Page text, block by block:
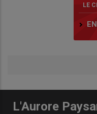
LE
L'Aurore